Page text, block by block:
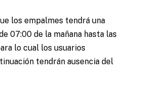
los empalmes tendrá una
07:00 de la mañana hasta las
lo cual los usuarios
tendrán ausencia del